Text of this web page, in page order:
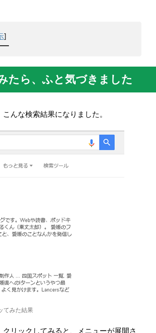
]
たら、ふと気づきました
んな検索結果になりました。
てみた結果
リックしてみると、メニューが展開さ